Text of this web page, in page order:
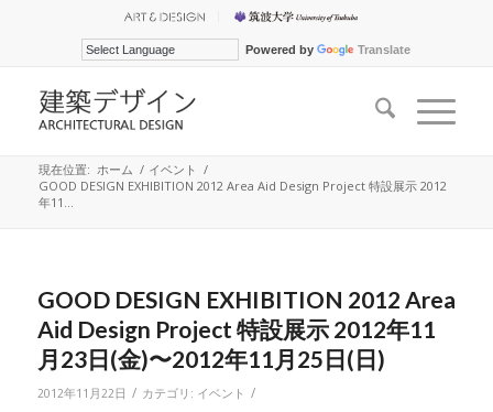
Powered by Translate
現在位置: ホーム / イベント /
GOOD DESIGN EXHIBITION 2012 Area Aid Design Project 特設展示 2012
年11...
GOOD DESIGN EXHIBITION 2012 Area
Aid Design Project 特設展示 2012年11
月23日(金)〜2012年11月25日(日)
2012年11月22日 / カテゴリ: イベント /